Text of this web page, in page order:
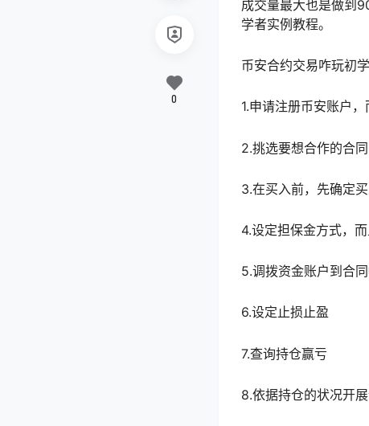
成交量最大也是做到
学者实例教程。
币安合约交易咋玩初
1.申请注册币安账户
2.挑选要想合作的合
3.在买入前，先确定
4.设定担保金方式，
5.调拨资金账户到合
6.设定止损止盈
7.查询持仓赢亏
8.依据持仓的状况开
0